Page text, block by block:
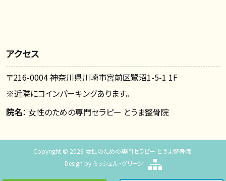
アクセス
〒216-0004 神奈川県川崎市宮前区鷺沼1-5-1 1F
※近隣にコインパーキングあります。
院名： 女性のための専門セラピー とうま整骨院
Copyright © 2026 女性のための専門セラピー とうま整骨院.
Design by ミッシェル・グリーン